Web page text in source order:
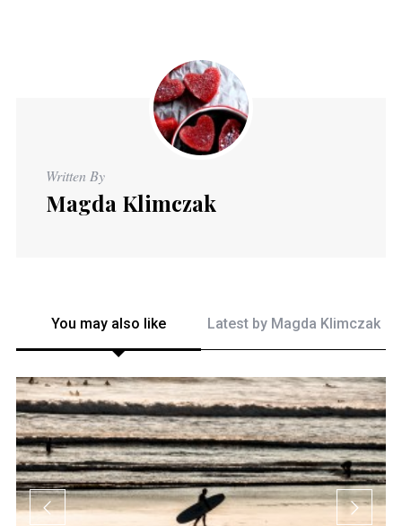
Written By
Magda Klimczak
You may also like Latest by Magda Klimczak